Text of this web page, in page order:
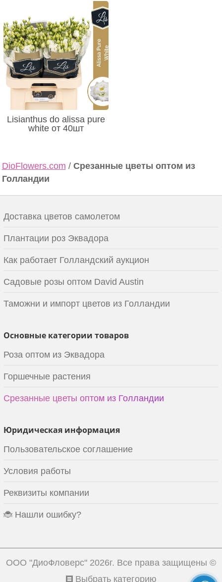
Lisianthus do alissa pure
white от 40шт
DioFlowers.com / Срезанные цветы оптом из
Голландии
Доставка цветов самолетом
Плантации роз Эквадора
Как работает Голландский аукцион
Садовые розы оптом David Austin
Таможни и импорт цветов из Голландии
Основные категории товаров
Роза оптом из Эквадора
Горшечные растения
Срезанные цветы оптом из Голландии
Юридическая информация
Пользовательское соглашение
Условия работы
Реквизиты компании
🐞 Нашли ошибку?
ООО "ДиоФловерс" 2026г. Все права защищены ©
Выбрать категорию